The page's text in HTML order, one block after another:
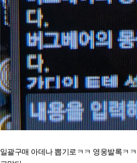
일괄구매 아데나 뽑기로ㅋㅋ 영웅발록ㅋㅋ